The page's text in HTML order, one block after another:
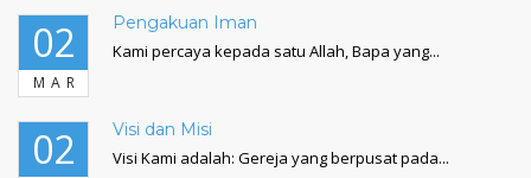
02
MAR
Pengakuan Iman
Kami percaya kepada satu Allah, Bapa yang...
02
Visi dan Misi
Visi Kami adalah: Gereja yang berpusat pada...